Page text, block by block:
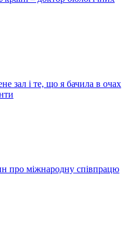
зал і те, що я бачила в очах
про міжнародну співпрацю